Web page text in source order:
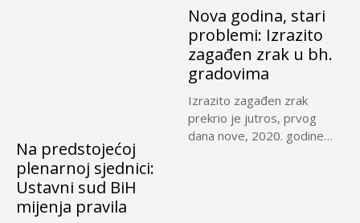
Na predstojećoj
plenarnoj sjednici:
Ustavni sud BiH
mijenja pravila
Nova godina, stari
problemi: Izrazito
zagađen zrak u bh.
gradovima
Izrazito zagađen zrak
prekrio je jutros, prvog
dana nove, 2020. godine